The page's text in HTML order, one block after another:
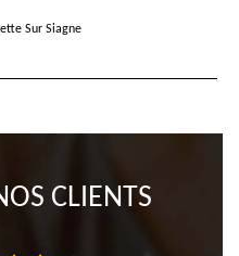
Sur Siagne
CLIENTS